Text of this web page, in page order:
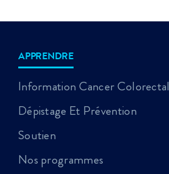
APPRENDRE
Information Cancer Colorectal
Dépistage Et Prévention
Soutien
Nos programmes